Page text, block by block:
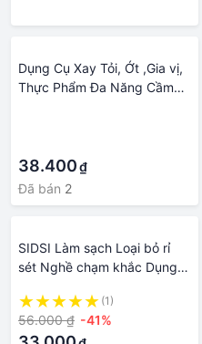
Dụng Cụ Xay Tỏi, Ớt ,Gia vị,
Thực Phẩm Đa Năng Cầm
38.400₫
Đã bán 2
SIDSI Làm sạch Loại bỏ rỉ
sét Nghề chạm khắc Dụng
chải đánh bóng Bàn chải
dây đồng thau Dụng cụ điện
(1)
56.000 ₫ -41%